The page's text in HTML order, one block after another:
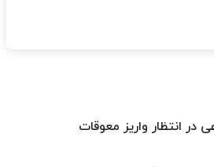
در انتظار واریز معوقات